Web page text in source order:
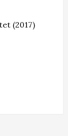
(2017)